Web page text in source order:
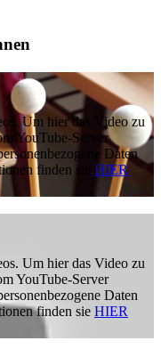
Um hier das Video zu
YouTube-Server
Daten
finden sie HIER
Um hier das Video zu
YouTube-Server
Daten
finden sie HIER